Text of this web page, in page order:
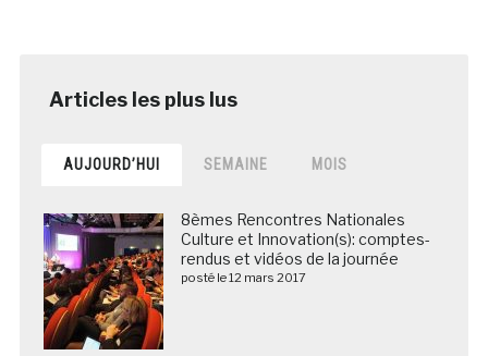
AUJOURD’HUI SEMAINE MOIS
8èmes Rencontres Nationales
Culture et Innovation(s): comptes-
rendus et vidéos de la journée
posté le 12 mars 2017